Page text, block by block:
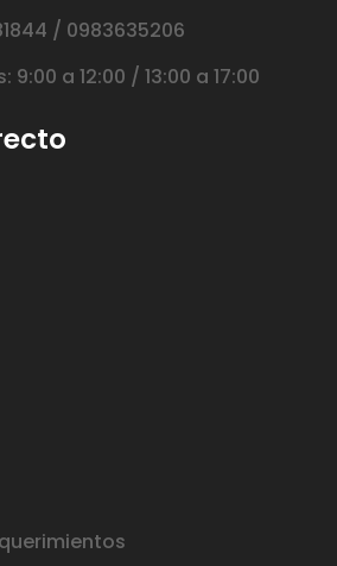
/ 0983635206
9:00 a 12:00 / 13:00 a 17:00